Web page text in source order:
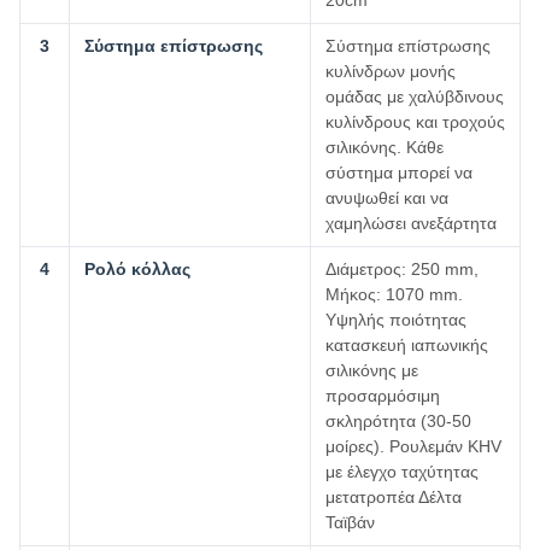
3 Σύστημα επίστρωσης
Σύστημα επίστρωσης
κυλίνδρων μονής
ομάδας με χαλύβδινους
κυλίνδρους και τροχούς
σιλικόνης. Κάθε
σύστημα μπορεί να
ανυψωθεί και να
χαμηλώσει ανεξάρτητα
4 Ρολό κόλλας
Διάμετρος: 250 mm,
Μήκος: 1070 mm.
Υψηλής ποιότητας
κατασκευή ιαπωνικής
σιλικόνης με
προσαρμόσιμη
σκληρότητα (30-50
μοίρες). Ρουλεμάν KHV
με έλεγχο ταχύτητας
μετατροπέα Δέλτα
Ταϊβάν